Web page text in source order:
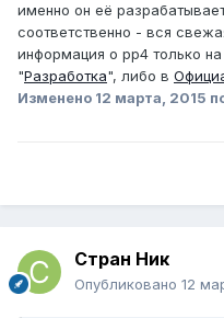
именно он её
соответственно - вся
информация о рр4 только
"Разработка", либо в
Изменено 12 марта, 2015
Стран Ник
Опубликовано 12